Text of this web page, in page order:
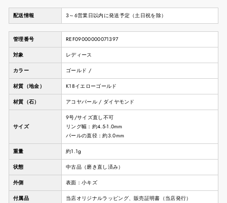
配送情報 3～6営業日以内に発送予定（土日祝を除）
管理番号 REF09000000071397
対象 レディース
カラー ゴールド /
材質（地金） K18イエローゴールド
材質（石） アコヤパール / ダイヤモンド
サイズ
9号/サイズ直し不可
リング幅：約4.5-1.0mm
パールの直径：約3.0mm
重量 約1.1g
状態 中古品（磨き直し済み）
外側 表面：小キズ
付属品 当店オリジナルラッピング、販売証明書（当店発行）